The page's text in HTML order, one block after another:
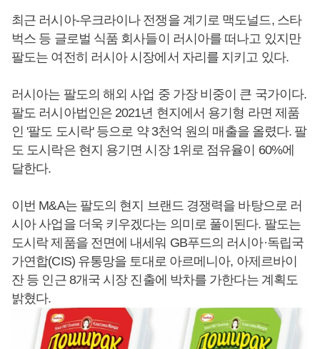
최근 러시아-우크라이나 전쟁을 계기로 맥도널드, 스타
벅스 등 글로벌 식품 회사들이 러시아를 떠나고 있지만
팔도는 여전히 러시아 시장에서 자리를 지키고 있다.
러시아는 팔도의 해외 사업 중 가장 비중이 큰 국가이다.
팔도 러시아법인은 2021년 현지에서 용기형 라면 제품
인 '팔도 도시락' 등으로 약 3천억 원의 매출을 올렸다. 팔
도 도시락은 현지 용기면 시장 1위로 점유율이 60%에
달한다.
이번 M&A는 팔도의 현지 브랜드 경쟁력을 바탕으로 러
시아 사업을 더욱 키우겠다는 의미로 풀이된다. 팔도는
도시락 제품을 전면에 내세워 GB푸드의 러시아·독립국
가연합(CIS) 유통망을 토대로 아르메니아, 아제르바이
잔 등 인근 8개국 시장 진출에 박차를 가한다는 계획도
밝혔다.